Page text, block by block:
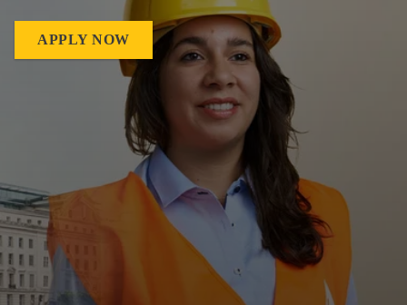
APPLY NOW